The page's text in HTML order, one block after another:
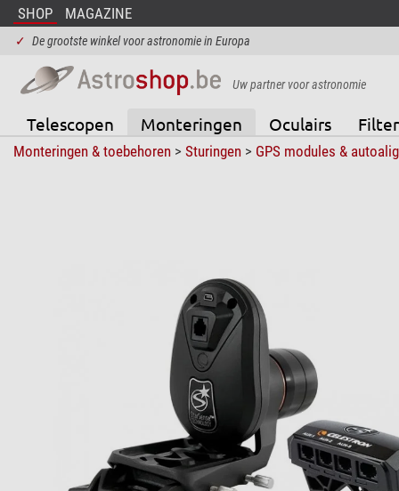
SHOP MAGAZINE
✓ De grootste winkel voor astronomie in Europa
Uw partner voor astronomie
Telescopen Monteringen Oculairs
Monteringen & toebehoren> Sturingen> GPS modules &